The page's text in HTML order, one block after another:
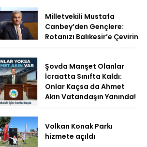
Milletvekili Mustafa
Canbey’den Gençlere:
Rotanızı Balıkesir’e Çevirin
Şovda Manşet Olanlar
İcraatta Sınıfta Kaldı:
Onlar Kaçsa da Ahmet
Akın Vatandaşın Yanında!
Volkan Konak Parkı
hizmete açıldı